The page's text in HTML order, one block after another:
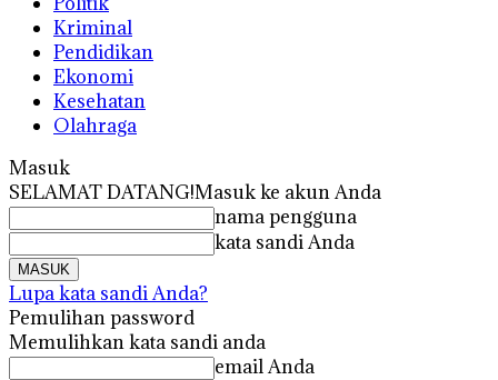
Kriminal
Pendidikan
Ekonomi
Kesehatan
Olahraga
Masuk
SELAMAT DATANG!Masuk ke akun Anda
nama pengguna
kata sandi Anda
Lupa kata sandi Anda?
Pemulihan password
Memulihkan kata sandi anda
email Anda